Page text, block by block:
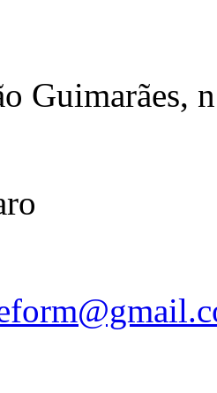
Guimarães,